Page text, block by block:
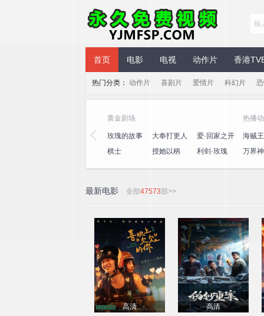
永久免费视频
首页 电影 电视 动作片 香港
热门分类： 动作片 喜剧片 爱情片 科幻片
黄金剧场
玫瑰的故事 大奉打更人
爱·回家之开
心速递
棋士 授她以柄 利剑·玫瑰
热播
海贼
王
万界
最新电影 全部47573部>>
高清 高清